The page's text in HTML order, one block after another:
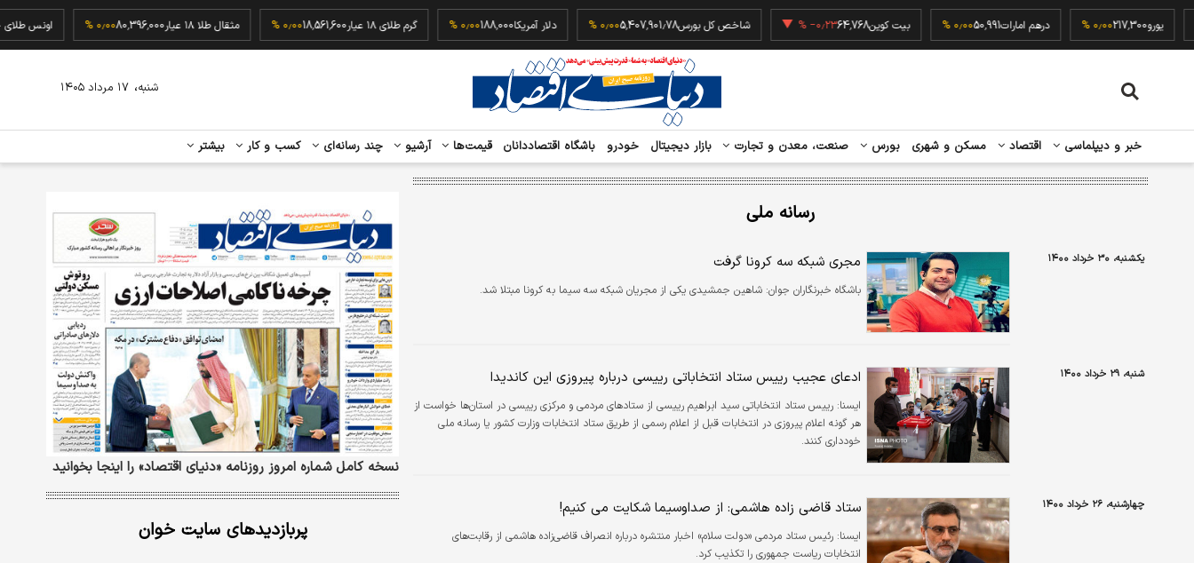
یورو217,300 درهم امارات50,991 بیت کوین64,768‎−۰٫۲۳ % شاخص کل بورس5,407,901.78 دلار آمریکا188,000 گرم طلای ۱۸ عیار 18,561,600 مثقال طلا ۱۸ عیار 80,396,000
خبر و دیپلماسی اقتصاد مسکن و شهری بورس صنعت، معدن و تجارت بازار دیجیتال خودرو باشگاه اقتصاددانان قیمت‌ها آرشیو چند رسانه‌ای کسب و کار بیشتر
شنبه، ۱۷ مرداد ۱۴۰۵
رسانه ملی
یکشنبه، ۳۰ خرداد ۱۴۰۰ مجری شبکه سه کرونا گرفت
باشگاه خبرنگاران جوان: شاهین جمشیدی یکی از مجریان شبکه سه سیما به کرونا مبتلا شد.
شنبه، ۲۹ خرداد ۱۴۰۰ ادعای عجیب رییس ستاد انتخاباتی رییسی درباره پیروزی این کاندیدا
ایسنا: رییس ستاد انتخاباتی سید ابراهیم رییسی از ستادهای مردمی و مرکزی رییسی در استان‌ها خواست از
هر گونه اعلام پیروزی در انتخابات قبل از اعلام رسمی از طریق ستاد انتخابات وزارت کشور یا رسانه ملی
خودداری کنند.
چهارشنبه، ۲۶ خرداد ۱۴۰۰ ستاد قاضی زاده هاشمی: از صداوسیما شکایت می کنیم!
ايسنا: رئیس ستاد مردمی «دولت سلام» اخبار منتشره درباره انصراف قاضی‌زاده هاشمی از رقابت‌های
انتخابات ریاست جمهوری را تکذیب کرد.
نسخه کامل شماره امروز روزنامه «دنیای‌ اقتصاد» را اینجا بخوانید
پربازدیدهای سایت خوان